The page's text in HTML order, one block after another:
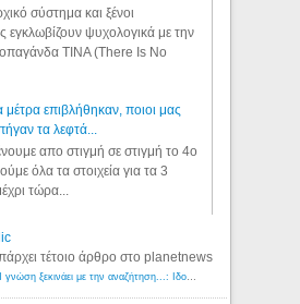
σύστημα και ξένοι
εγκλωβίζουν ψυχολογικά με την
TINA (There Is No
επιβλήθηκαν, ποιοι μας
τα λεφτά...
απο στιγμή σε στιγμή το 4ο
όλα τα στοιχεία για τα 3
τώρα...
τέτοιο άρθρο στο planetnews
Λόγιος Ερμής | Η γνώση ξεκινάει με την αναζήτηση...: Ιδού οι 18 που χρωστούν 11 δις ευρώ!